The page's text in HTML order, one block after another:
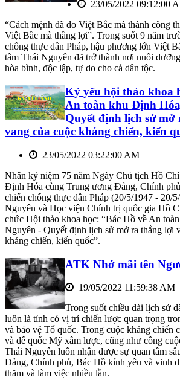
23/05/2022 09:12:00
“Cách mệnh đã do Việt Bắc mà thành công
Việt Bắc mà thắng lợi”. Trong suốt 9 năm
chống thực dân Pháp, hậu phương lớn Việt
tâm Thái Nguyên đã trở thành nơi nuôi
hòa bình, độc lập, tự do cho cả dân tộc.
Kỷ yếu hội thảo khoa
An toàn khu Định
Quyết định lịch sử mở
vang của cuộc kháng chiến, kiến
23/05/2022 03:22:00 AM
Nhân kỷ niệm 75 năm Ngày Chủ tịch Hồ
Định Hóa cùng Trung ương Đảng, Chính
chiến chống thực dân Pháp (20/5/1947 - 20/
Nguyên và Học viện Chính trị quốc gia Hồ
chức Hội thảo khoa học: “Bác Hồ về An
Nguyên - Quyết định lịch sử mở ra thắng lợi
kháng chiến, kiến quốc”.
ATK Nhớ mãi tên
19/05/2022 11:59:38 AM
Trong suốt chiều dài lịch sử
luôn là tỉnh có vị trí chiến lược quan trọng
và bảo vệ Tổ quốc. Trong cuộc kháng chiến
và đế quốc Mỹ xâm lược, cũng như công
Thái Nguyên luôn nhận được sự quan tâm
Đảng, Chính phủ, Bác Hồ kính yêu và vinh
thăm và làm việc nhiều lần.